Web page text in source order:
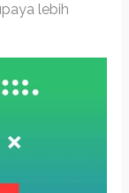
lebih